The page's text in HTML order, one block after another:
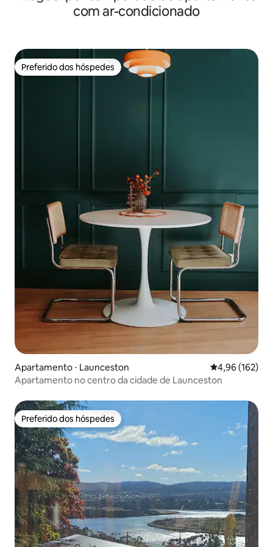
com ar-condicionado
Preferido dos hóspedes
Preferido dos hóspedes
Apartamento ⋅ Launceston 4,96 de uma
4,96 (162)
Apartamento no centro da cidade de Launceston
Preferido dos hóspedes
Preferido dos hóspedes